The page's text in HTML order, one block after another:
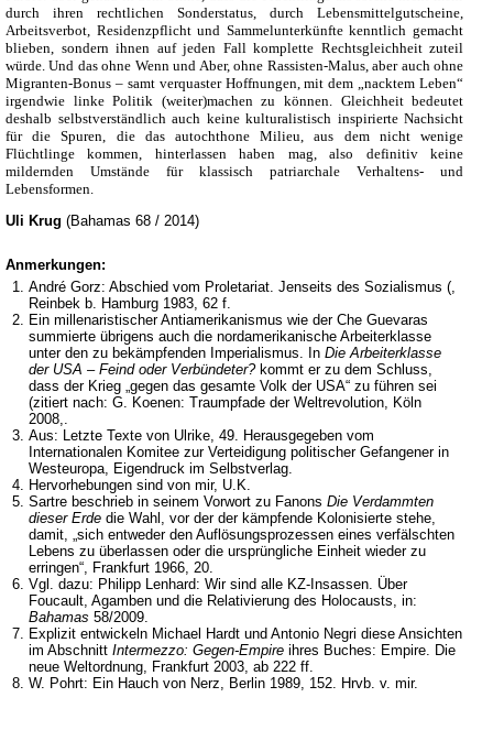
durch ihren rechtlichen Sonderstatus, durch Lebensmittelgutscheine,
Arbeitsverbot, Residenzpflicht und Sammelunterkünfte kenntlich gemacht
blieben, sondern ihnen auf jeden Fall komplette Rechtsgleichheit zuteil
würde. Und das ohne Wenn und Aber, ohne Rassisten-Malus, aber auch ohne
Migranten-Bonus – samt verquaster Hoffnungen, mit dem „nacktem Leben“
irgendwie linke Politik (weiter)machen zu können. Gleichheit bedeutet
deshalb selbstverständlich auch keine kulturalistisch inspirierte Nachsicht
für die Spuren, die das autochthone Milieu, aus dem nicht wenige
Flüchtlinge kommen, hinterlassen haben mag, also definitiv keine
mildernden Umstände für klassisch patriarchale Verhaltens- und
Lebensformen.
Uli Krug (Bahamas 68 / 2014)
Anmerkungen:
André Gorz: Abschied vom Proletariat. Jenseits des Sozialismus (,
Reinbek b. Hamburg 1983, 62 f.
Ein millenaristischer Antiamerikanismus wie der Che Guevaras
summierte übrigens auch die nordamerikanische Arbeiterklasse
unter den zu bekämpfenden Imperialismus. In Die Arbeiterklasse
der USA – Feind oder Verbündeter?kommt er zu dem Schluss,
dass der Krieg „gegen das gesamte Volk der USA“ zu führen sei
(zitiert nach: G. Koenen: Traumpfade der Weltrevolution, Köln
2008,.
Aus: Letzte Texte von Ulrike, 49. Herausgegeben vom
Internationalen Komitee zur Verteidigung politischer Gefangener in
Westeuropa, Eigendruck im Selbstverlag.
Hervorhebungen sind von mir, U.K.
Sartre beschrieb in seinem Vorwort zu Fanons Die Verdammten
dieser Erdedie Wahl, vor der der kämpfende Kolonisierte stehe,
damit, „sich entweder den Auflösungsprozessen eines verfälschten
Lebens zu überlassen oder die ursprüngliche Einheit wieder zu
erringen“, Frankfurt 1966, 20.
Vgl. dazu: Philipp Lenhard: Wir sind alle KZ-Insassen. Über
Foucault, Agamben und die Relativierung des Holocausts, in:
Bahamas 58/2009.
Explizit entwickeln Michael Hardt und Antonio Negri diese Ansichten
im Abschnitt Intermezzo: Gegen-Empireihres Buches: Empire. Die
neue Weltordnung, Frankfurt 2003, ab 222 ff.
W. Pohrt: Ein Hauch von Nerz, Berlin 1989, 152. Hrvb. v. mir.